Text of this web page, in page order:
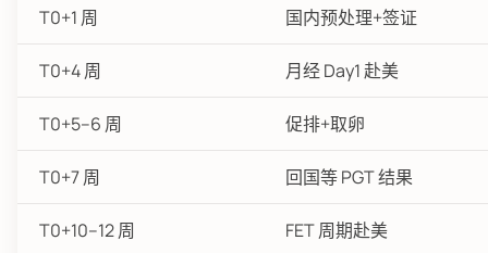
T0+1 周 国内预处理+签证
T0+4 周 月经 Day1 赴美
T0+5–6 周 促排+取卵
T0+7 周 回国等 PGT 结果
T0+10–12 周 FET 周期赴美